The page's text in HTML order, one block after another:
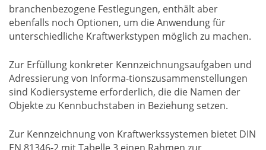
branchenbezogene Festlegungen, enthält aber
ebenfalls noch Optionen, um die Anwendung für
unterschiedliche Kraftwerkstypen möglich zu machen.
Zur Erfüllung konkreter Kennzeichnungsaufgaben und
Adressierung von Informa-tionszusammenstellungen
sind Kodiersysteme erforderlich, die die Namen der
Objekte zu Kennbuchstaben in Beziehung setzen.
Zur Kennzeichnung von Kraftwerkssystemen bietet DIN